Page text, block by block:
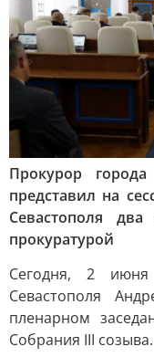
Прокурор
представил на
Севастополя два
прокуратурой
Сегодня, 2
Севастополя
пленарном
Собрания III созыва.